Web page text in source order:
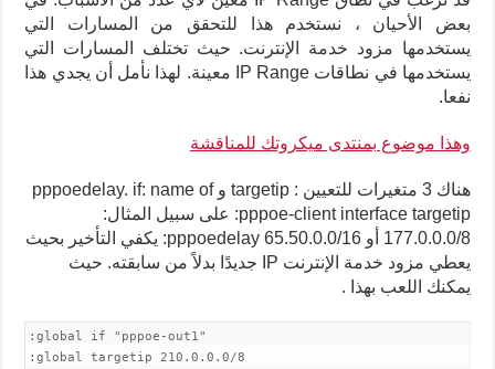
بعض الأحيان ، نستخدم هذا للتحقق من المسارات التي
يستخدمها مزود خدمة الإنترنت. حيث تختلف المسارات التي
يستخدمها في نطاقات IP Range معينة. لهذا نأمل أن يجدي هذا
نفعا.
وهذا موضوع بمنتدى ميكروتك للمناقشة
هناك 3 متغيرات للتعيين : targetip و pppoedelay.
if: name of
pppoe-client interface targetip: على سبيل المثال:
177.0.0.0/8 أو 65.50.0.0/16 pppoedelay: يكفي التأخير بحيث
يعطي مزود خدمة الإنترنت IP جديدًا بدلاً من سابقته.
حيث
يمكنك اللعب بهذا .
:global if "pppoe-out1"
:global targetip 210.0.0.0/8